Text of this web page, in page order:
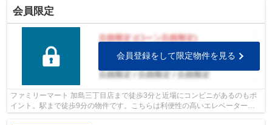
会員限定
会員登録をして限定物件を見る
ファミリーマート 加島三丁目店まで徒歩3分と近場にコンビニがあるのもポ
イント。駅まで徒歩9分の物件です。こちらは利便性の高いエレベーター付